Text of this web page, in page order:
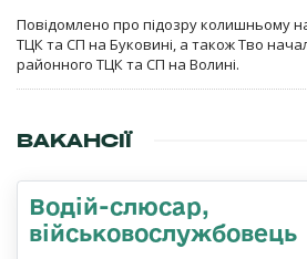
Повідомлено про підозру колишньому
ТЦК та СП на Буковині, а також Тво
районного ТЦК та СП на Волині.
ВАКАНСІЇ
Водій-слюсаp,
військовослужбовець